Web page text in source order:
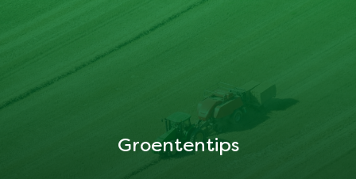
Groententips